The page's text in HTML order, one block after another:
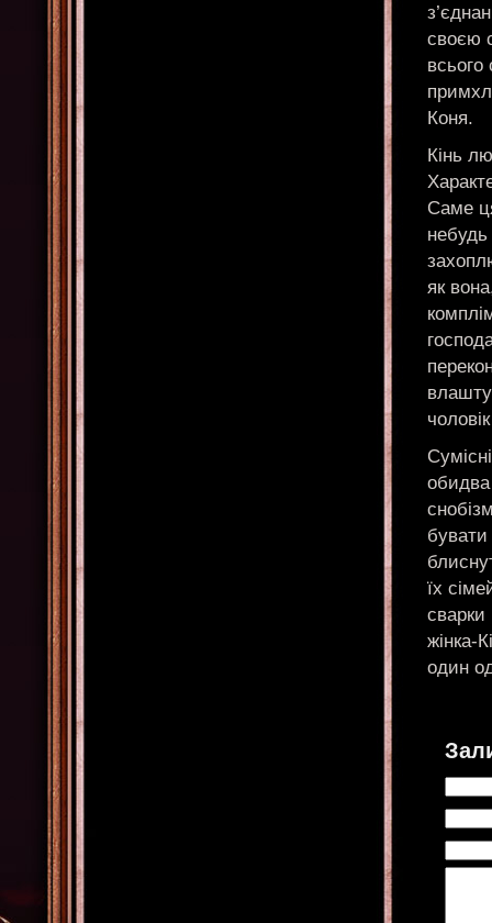
своєю
Коня.
Кінь
Саме
небудь
як
обидва
їх
сварки
жінка-
один